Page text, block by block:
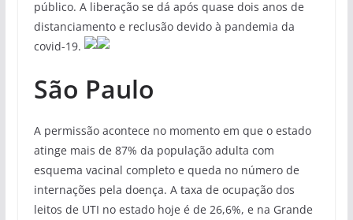
público. A liberação se dá após quase dois anos de
distanciamento e reclusão devido à pandemia da
covid-19.
São Paulo
A permissão acontece no momento em que o estado
atinge mais de 87% da população adulta com
esquema vacinal completo e queda no número de
internações pela doença. A taxa de ocupação dos
leitos de UTI no estado hoje é de 26,6%, e na Grande